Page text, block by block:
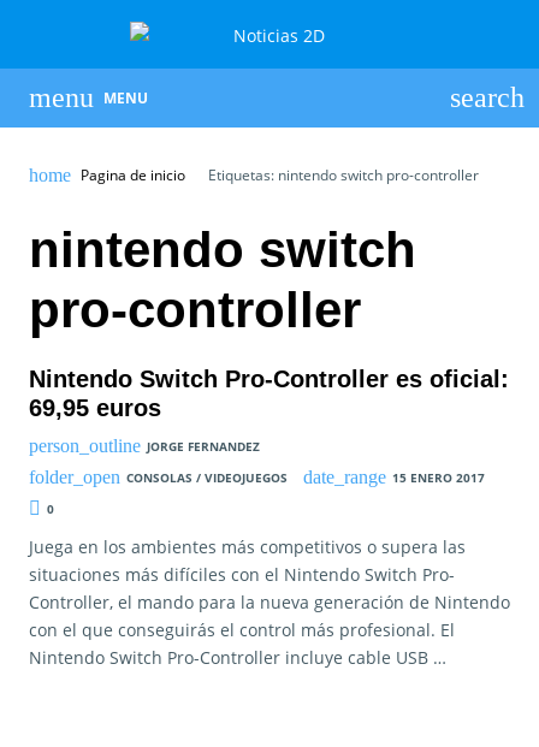
MENU
Pagina de inicio Etiquetas: nintendo switch pro-controller
nintendo switch
pro-controller
Nintendo Switch Pro-Controller es oficial:
69,95 euros
JORGE FERNANDEZ
CONSOLAS / VIDEOJUEGOS
15 ENERO 2017
0
Juega en los ambientes más competitivos o supera las
situaciones más difíciles con el Nintendo Switch Pro-
Controller, el mando para la nueva generación de Nintendo
con el que conseguirás el control más profesional. El
Nintendo Switch Pro-Controller incluye cable USB …